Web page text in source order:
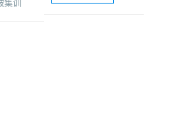
软考网络工程师视频课程
集训